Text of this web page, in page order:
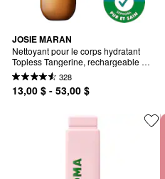
JOSIE MARAN
Nettoyant pour le corps hydratant
Topless Tangerine, rechargeable à
l'argan
328
13,00 $ - 53,00 $